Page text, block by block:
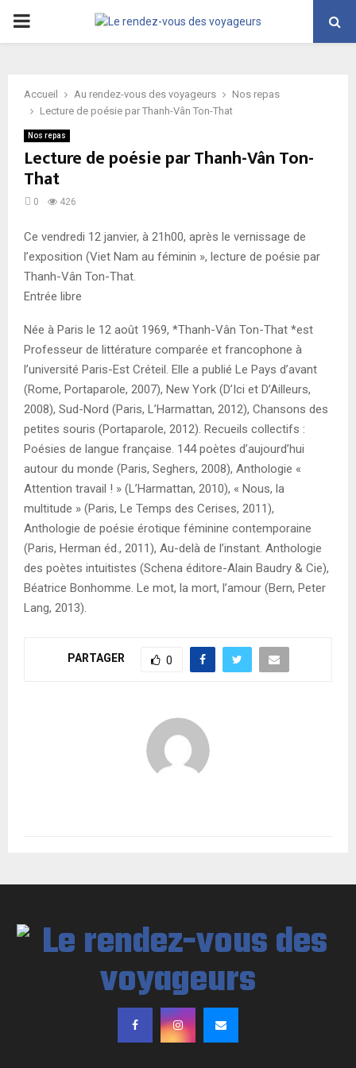
PRIMARY
Accueil Au rendez-vous des voyageurs
Nos repas
Lecture de poésie par Thanh-Vân Ton-That
Nos repas
Lecture de poésie par Thanh-Vân Ton-
That
0 426
Ce vendredi 12 janvier, à 21h00, après le vernissage de
l’exposition (Viet Nam au féminin », lecture de poésie par
Thanh-Vân Ton-That.
Entrée libre
Née à Paris le 12 août 1969, *Thanh-Vân Ton-That *est
Professeur de littérature comparée et francophone à
l’université Paris-Est Créteil. Elle a publié Le Pays d’avant
(Rome, Portaparole, 2007), New York (D’Ici et D’Ailleurs,
2008), Sud-Nord (Paris, L’Harmattan, 2012), Chansons des
petites souris (Portaparole, 2012). Recueils collectifs :
Poésies de langue française. 144 poètes d’aujourd’hui
autour du monde (Paris, Seghers, 2008), Anthologie «
Attention travail ! » (L’Harmattan, 2010), « Nous, la
multitude » (Paris, Le Temps des Cerises, 2011),
Anthologie de poésie érotique féminine contemporaine
(Paris, Herman éd., 2011), Au-delà de l’instant. Anthologie
des poètes intuitistes (Schena éditore-Alain Baudry & Cie),
Béatrice Bonhomme. Le mot, la mort, l’amour (Bern, Peter
Lang, 2013).
PARTAGER 0